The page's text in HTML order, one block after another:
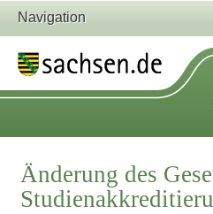
Navigation
Änderung des